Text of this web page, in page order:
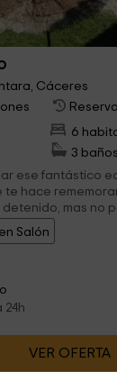
Cáceres
6
3 baños
ese fantástico
hace
mas no
sigilosa, y
afable, y el
después
y Loli ) que
a portarse como
estancia
de informadores
Salón
24h
VER OFERTA